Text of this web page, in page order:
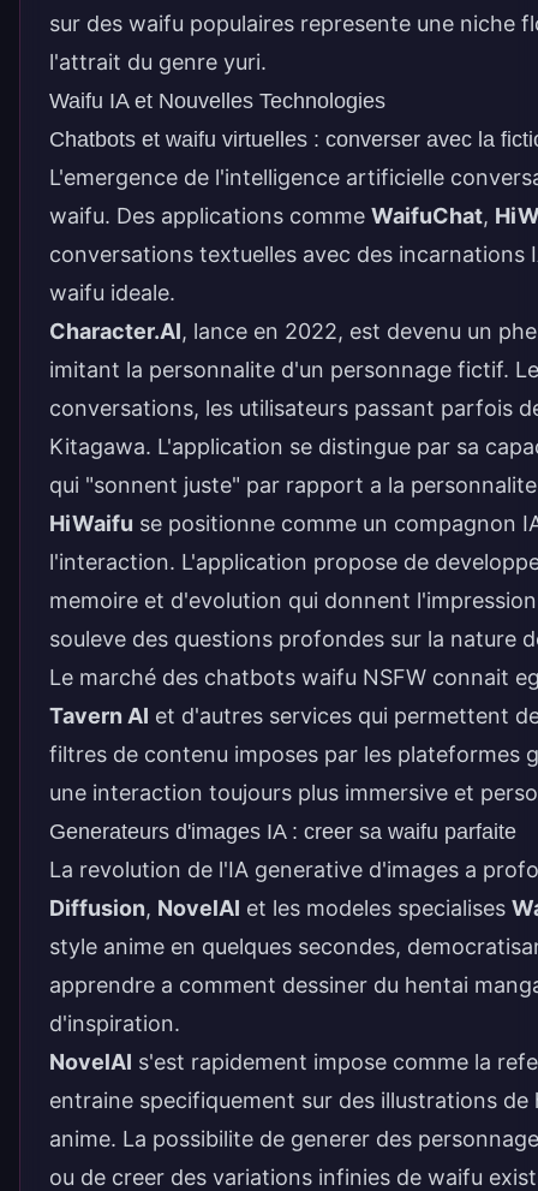
sur des waifu populaires represente une niche
l'attrait du genre yuri.
Waifu IA et Nouvelles Technologies
Chatbots et waifu virtuelles : converser avec la
L'emergence de l'intelligence artificielle
waifu. Des applications comme WaifuChat,
conversations textuelles avec des
waifu ideale.
Character.AI, lance en 2022, est devenu un
imitant la personnalite d'un personnage fictif.
conversations, les utilisateurs passant parfois
Kitagawa. L'application se distingue par sa
qui "sonnent juste" par rapport a la
HiWaifu se positionne comme un compagnon
l'interaction. L'application propose de
memoire et d'evolution qui donnent
souleve des questions profondes sur la nature
Le marché des chatbots waifu NSFW connait
Tavern AI et d'autres services qui permettent
filtres de contenu imposes par les plateformes
une interaction toujours plus immersive et
Generateurs d'images IA : creer sa waifu parfaite
La revolution de l'IA generative d'images a
Diffusion, NovelAI et les modeles specialises
style anime en quelques secondes,
apprendre a comment dessiner du hentai
d'inspiration.
NovelAI s'est rapidement impose comme la
entraine specifiquement sur des illustrations
anime. La possibilite de generer des
ou de creer des variations infinies de waifu